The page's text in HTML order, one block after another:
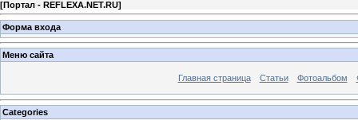
[Портал - REFLEXA.NET.RU]
Форма входа
Меню сайта
Главная страница Статьи Фотоальбом
Categories